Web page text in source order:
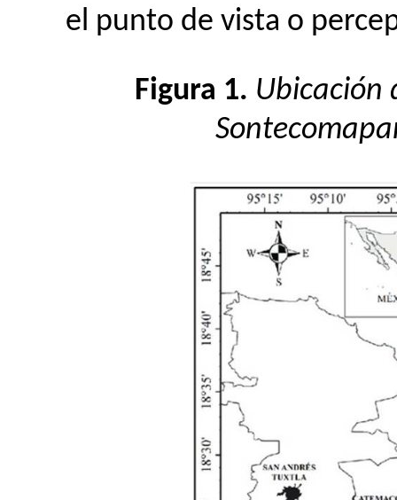
el punto de vista o
Figura 1. Ubicación